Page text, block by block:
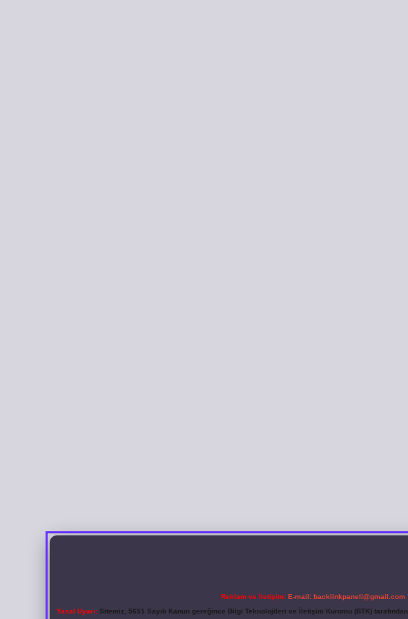
Reklam ve İletişim: E-mail: backlinkpaneli@gmail.com
Yasal Uyarı:Sitemiz, 5651 Sayılı Kanun gereğince Bilgi Teknolojileri ve İletişim Kurumu (BTK)